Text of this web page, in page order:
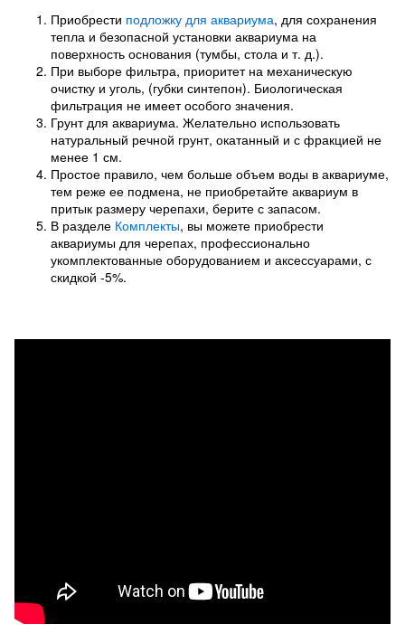
Приобрести подложку для аквариума, для сохранения
тепла и безопасной установки аквариума на
поверхность основания (тумбы, стола и т. д.).
При выборе фильтра, приоритет на механическую
очистку и уголь, (губки синтепон). Биологическая
фильтрация не имеет особого значения.
Грунт для аквариума. Желательно использовать
натуральный речной грунт, окатанный и с фракцией не
менее 1 см.
Простое правило, чем больше объем воды в аквариуме,
тем реже ее подмена, не приобретайте аквариум в
притык размеру черепахи, берите с запасом.
В разделе Комплекты, вы можете приобрести
аквариумы для черепах, профессионально
укомплектованные оборудованием и аксессуарами, с
скидкой -5%.